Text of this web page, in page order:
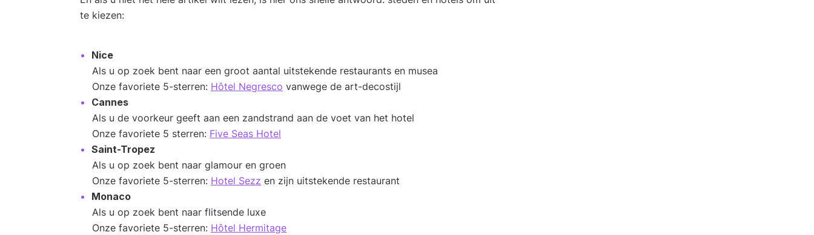
te kiezen:
Nice
Als u op zoek bent naar een groot aantal uitstekende restaurants en musea
Onze favoriete 5-sterren: Hôtel Negresco vanwege de art-decostijl
Cannes
Als u de voorkeur geeft aan een zandstrand aan de voet van het hotel
Onze favoriete 5 sterren: Five Seas Hotel
Saint-Tropez
Als u op zoek bent naar glamour en groen
Onze favoriete 5-sterren: Hotel Sezz en zijn uitstekende restaurant
Monaco
Als u op zoek bent naar flitsende luxe
Onze favoriete 5-sterren: Hôtel Hermitage